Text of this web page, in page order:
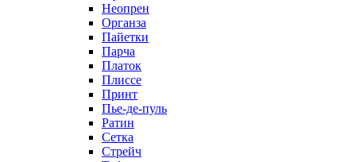
Неопрен
Органза
Пайетки
Парча
Платок
Плиссе
Принт
Пье-де-пуль
Ратин
Сетка
Стрейч